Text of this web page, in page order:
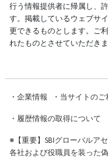
行う情報提供者に帰属し、
す。掲載しているウェブサ
更できるものとします。ご
れたものとさせていただきま
・ 企業情報 ・ 当サイトの
・ 履歴情報の取得について
※【重要】SBIグローバルア
各社および役職員を装った